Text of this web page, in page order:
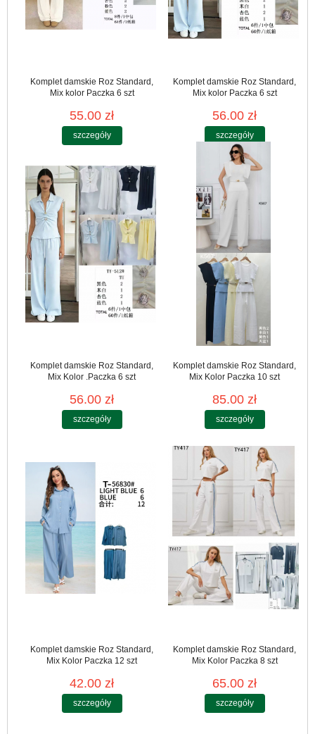
Komplet damskie Roz Standard,
Mix kolor Paczka 6 szt
55.00 zł
szczegóły
Komplet damskie Roz Standard,
Mix kolor Paczka 6 szt
56.00 zł
szczegóły
Komplet damskie Roz Standard,
Mix Kolor .Paczka 6 szt
56.00 zł
szczegóły
Komplet damskie Roz Standard,
Mix Kolor Paczka 10 szt
85.00 zł
szczegóły
Komplet damskie Roz Standard,
Mix Kolor Paczka 12 szt
42.00 zł
szczegóły
Komplet damskie Roz Standard,
Mix Kolor Paczka 8 szt
65.00 zł
szczegóły